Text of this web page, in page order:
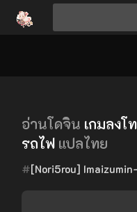
อ่านโดจิน เกมลง
รถไฟ แปลไทย
#[Nori5rou]